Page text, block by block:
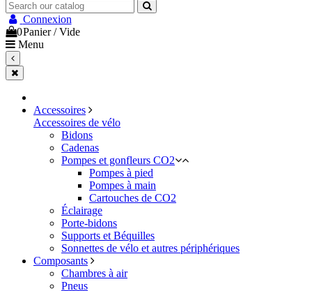
Connexion
0Panier /Vide
Menu
Accessoires
Accessoires de vélo
Bidons
Cadenas
Pompes et gonfleurs CO2
Pompes à pied
Pompes à main
Cartouches de CO2
Éclairage
Porte-bidons
Supports et Béquilles
Sonnettes de vélo et autres périphériques
Composants
Chambres à air
Pneus